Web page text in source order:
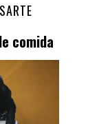
comida